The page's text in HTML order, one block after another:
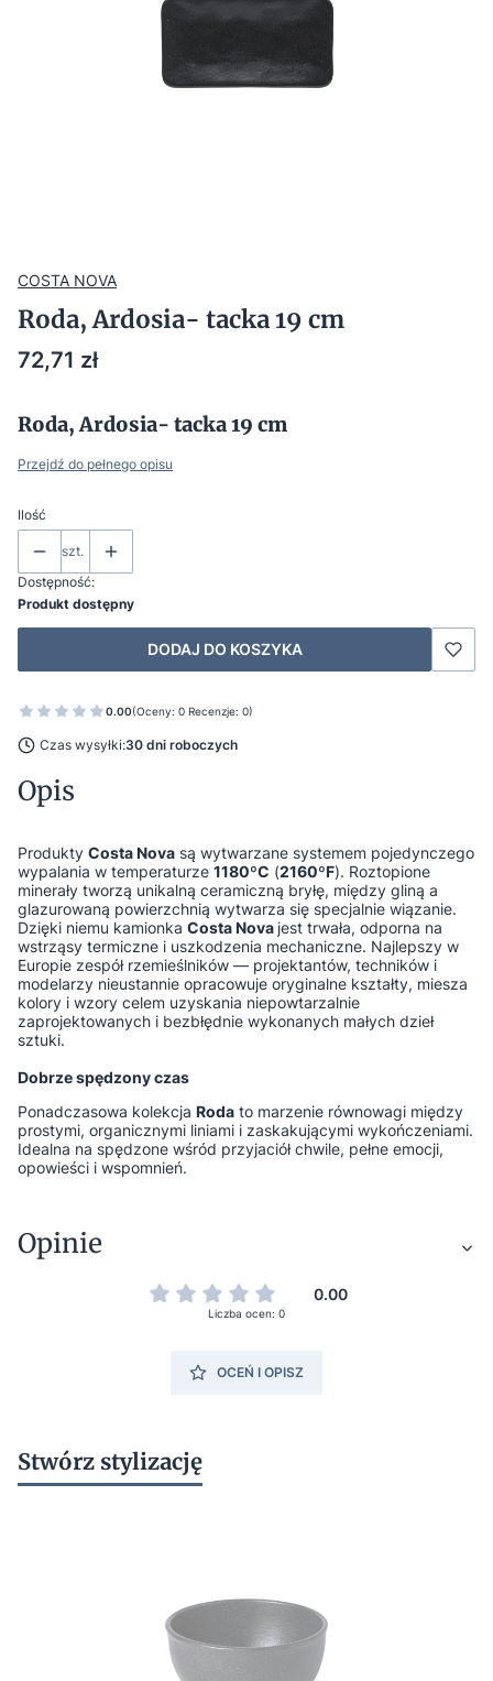
COSTA NOVA
Roda, Ardosia- tacka 19 cm
Cena
72,71 zł
Roda, Ardosia- tacka 19 cm
Przejdź do pełnego opisu
Ilość
szt.
Dostępność:
Produkt dostępny
DODAJ DO KOSZYKA
0.00(Oceny: 0 Recenzje: 0)
Czas wysyłki:30 dni roboczych
Opis
Produkty Costa Nova są wytwarzane systemem pojedynczego
wypalania w temperaturze 1180ºC (2160ºF). Roztopione
minerały tworzą unikalną ceramiczną bryłę, między gliną a
glazurowaną powierzchnią wytwarza się specjalnie wiązanie.
Dzięki niemu kamionka Costa Nova jest trwała, odporna na
wstrząsy termiczne i uszkodzenia mechaniczne. Najlepszy w
Europie zespół rzemieślników — projektantów, techników i
modelarzy nieustannie opracowuje oryginalne kształty, miesza
kolory i wzory celem uzyskania niepowtarzalnie
zaprojektowanych i bezbłędnie wykonanych małych dzieł
sztuki.
Dobrze spędzony czas
Ponadczasowa kolekcja Roda to marzenie równowagi między
prostymi, organicznymi liniami i zaskakującymi wykończeniami.
Idealna na spędzone wśród przyjaciół chwile, pełne emocji,
opowieści i wspomnień.
Opinie
0.00
Liczba ocen: 0
OCEŃ I OPISZ
Stwórz stylizację